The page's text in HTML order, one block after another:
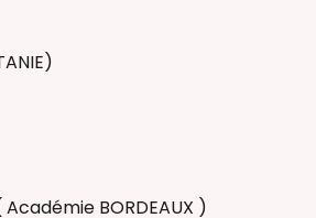
Académie BORDEAUX )